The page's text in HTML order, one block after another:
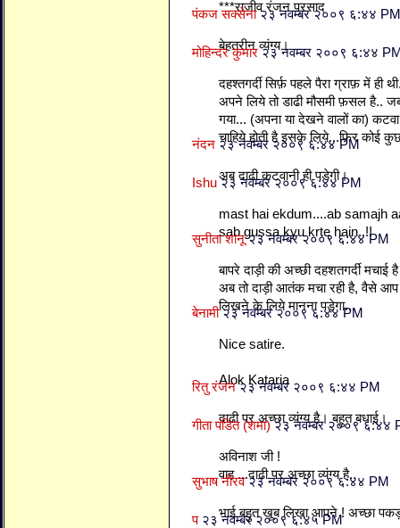
***राजीव रंजन प्रसाद
पंकज सक्सेना२३ नवम्बर २००९ ६:४४ PM
बेहतरीन व्यंग्य।
मोहिन्दर कुमार २३ नवम्बर २००९ ६:४४
दहश्तगर्दी सिर्फ़ पहले पैरा ग्राफ़ में ही
अपने लिये तो डाढी मौसमी फ़सल है..
गया... (अपना या देखने वालों का)
चाहिये होती है इसके लिये...फ़िर कोई
नंदन २३ नवम्बर २००९ ६:४४ PM
अब दाढी कटवानी ही पडेगी।
Ishu २३ नवम्बर २००९ ६:४४ PM
mast hai ekdum....ab samajh
sab gussa kyu krte hain..!!
सुनीता शानू २३ नवम्बर २००९ ६:४४ PM
बापरे दाड़ी की अच्छी दहशतगर्दी
अब तो दाड़ी आतंक मचा रही है, वैसे
लिखने के लिये मानना पड़ेगा...
बेनामी२३ नवम्बर २००९ ६:४४ PM
Nice satire.
Alok Kataria
रितु रंजन २३ नवम्बर २००९ ६:४४ PM
दाढी पर अच्छा व्यंग्य है। बहुत बधाई।
गीता पंडित (शमा) २३ नवम्बर २००९ ६:४४
अविनाश जी !
वाह ...दाढी पर अच्छा व्यंग्य है..
सुभाष नीरव २३ नवम्बर २००९ ६:४४ PM
भाई बहुत खूब लिखा आपने ! अच्छा
प २३ नवम्बर २००९ ६:४५ PM